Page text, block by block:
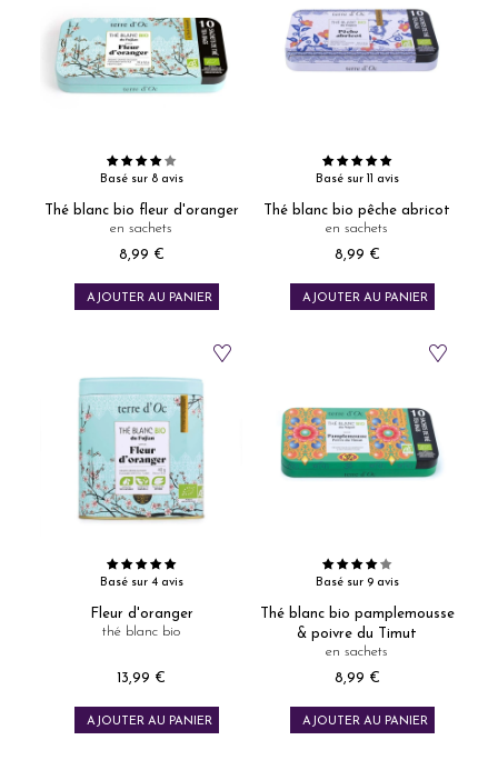
Basé sur 8 avis
Thé blanc bio fleur d'oranger
en sachets
Prix
8,99 €
AJOUTER AU PANIER
Basé sur 11 avis
Thé blanc bio pêche abricot
en sachets
Prix
8,99 €
AJOUTER AU PANIER
Basé sur 4 avis
Fleur d'oranger
thé blanc bio
Prix
13,99 €
AJOUTER AU PANIER
Basé sur 9 avis
Thé blanc bio pamplemousse
& poivre du Timut
en sachets
Prix
8,99 €
AJOUTER AU PANIER